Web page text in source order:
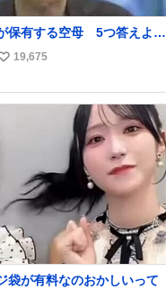
保有する空母 5つ答えよ』
ん、日本」
い
19,675
袋が有料なのおかしいって